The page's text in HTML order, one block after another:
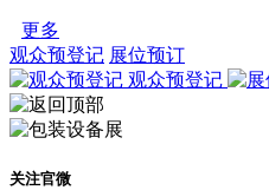
更多
观众预登记 展位预订
观众预登记
关注官微